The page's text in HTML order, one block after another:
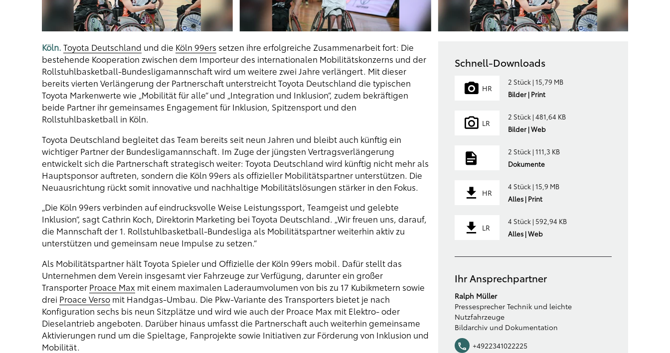
Köln. Toyota Deutschland und die Köln 99ers setzen ihre erfolgreiche Zusammenarbeit fort: Die
bestehende Kooperation zwischen dem Importeur des internationalen Mobilitätskonzerns und der
Rollstuhlbasketball-Bundesligamannschaft wird um weitere zwei Jahre verlängert. Mit dieser
bereits vierten Verlängerung der Partnerschaft unterstreicht Toyota Deutschland die typischen
Toyota Markenwerte wie „Mobilität für alle“ und „Integration und Inklusion“, zudem bekräftigen
beide Partner ihr gemeinsames Engagement für Inklusion, Spitzensport und den
Rollstuhlbasketball in Köln.
Toyota Deutschland begleitet das Team bereits seit neun Jahren und bleibt auch künftig ein
wichtiger Partner der Bundesligamannschaft. Im Zuge der jüngsten Vertragsverlängerung
entwickelt sich die Partnerschaft strategisch weiter: Toyota Deutschland wird künftig nicht mehr als
Hauptsponsor auftreten, sondern die Köln 99ers als offizieller Mobilitätspartner unterstützen. Die
Neuausrichtung rückt somit innovative und nachhaltige Mobilitätslösungen stärker in den Fokus.
„Die Köln 99ers verbinden auf eindrucksvolle Weise Leistungssport, Teamgeist und gelebte
Inklusion“, sagt Cathrin Koch, Direktorin Marketing bei Toyota Deutschland. „Wir freuen uns, darauf,
die Mannschaft der 1. Rollstuhlbasketball-Bundesliga als Mobilitätspartner weiterhin aktiv zu
unterstützen und gemeinsam neue Impulse zu setzen.“
Als Mobilitätspartner hält Toyota Spieler und Offizielle der Köln 99ers mobil. Dafür stellt das
Unternehmen dem Verein insgesamt vier Fahrzeuge zur Verfügung, darunter ein großer
Transporter Proace Max mit einem maximalen Laderaumvolumen von bis zu 17 Kubikmetern sowie
drei Proace Versomit Handgas-Umbau. Die Pkw-Variante des Transporters bietet je nach
Konfiguration sechs bis neun Sitzplätze und wird wie auch der Proace Max mit Elektro- oder
Dieselantrieb angeboten. Darüber hinaus umfasst die Partnerschaft auch weiterhin gemeinsame
Aktivierungen rund um die Spieltage, Fanprojekte sowie Initiativen zur Förderung von Inklusion und
Mobilität.
Schnell-Downloads
HR
2 Stück | 15,79 MB
Bilder | Print
LR
2 Stück | 481,64 KB
Bilder | Web
2 Stück | 111,3 KB
Dokumente
HR
4 Stück | 15,9 MB
Alles | Print
LR
4 Stück | 592,94 KB
Alles | Web
Ihr Ansprechpartner
Ralph Müller
Pressesprecher Technik und leichte
Nutzfahrzeuge
Bildarchiv und Dokumentation
+4922341022225